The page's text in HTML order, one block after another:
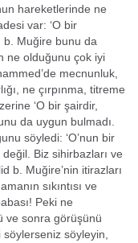
hareketlerinde ne
var: ‘O bir
b. Muğire bunu da
ne olduğunu çok iyi
mecnunluk,
ne çırpınma, titreme
‘O bir şairdir,
da uygun bulmadı.
söyledi: ‘O’nun bir
değil. Biz sihirbazları ve
b. Muğire’nin itirazları
sıkıntısı ve
Peki ne
ve sonra görüşünü
söylerseniz söyleyin,